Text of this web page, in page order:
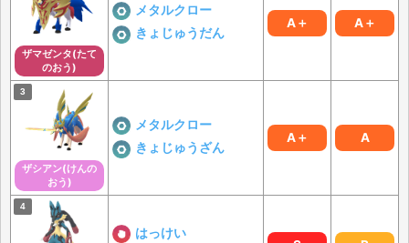
ザマゼンタ(たて
のおう)
メタルクロー
きょじゅうだん
A＋ A＋
ザシアン(けんの
おう)
メタルクロー
きょじゅうざん
A＋ A
はっけい